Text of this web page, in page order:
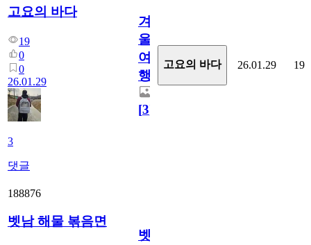
고요의 바다
19
0
0
26.01.29
3
댓글
겨
울
여
행
[3]
고요의 바다 26.01.29 19
188876
벳남 해물 볶음면
벳